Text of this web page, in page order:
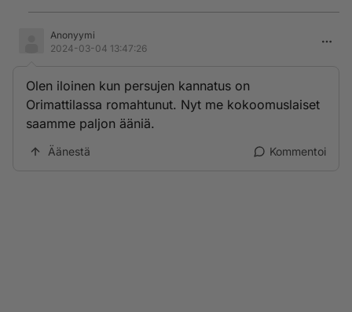
Anonyymi
2024-03-04 13:47:26
Olen iloinen kun persujen kannatus on
Orimattilassa romahtunut. Nyt me kokoomuslaiset
saamme paljon ääniä.
Äänestä Kommentoi